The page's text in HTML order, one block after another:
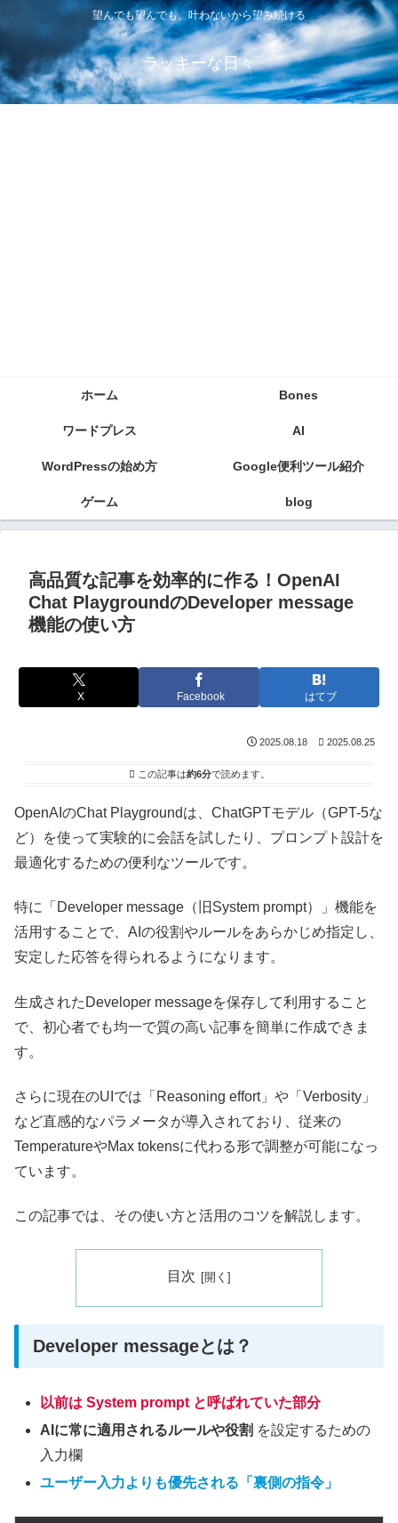
望んでも望んでも、叶わないから望み続ける
ラッキーな日々
ホーム Bones
ワードプレス AI
WordPressの始め方 Google便利ツール紹介
ゲーム blog
高品質な記事を効率的に作る！OpenAI
Chat PlaygroundのDeveloper message
機能の使い方
X Facebook はてブ
2025.08.18 2025.08.25
この記事は約6分で読めます。
OpenAIのChat Playgroundは、ChatGPTモデル（GPT-5な
ど）を使って実験的に会話を試したり、プロンプト設計を
最適化するための便利なツールです。
特に「Developer message（旧System prompt）」機能を
活用することで、AIの役割やルールをあらかじめ指定し、
安定した応答を得られるようになります。
生成されたDeveloper messageを保存して利用すること
で、初心者でも均一で質の高い記事を簡単に作成できま
す。
さらに現在のUIでは「Reasoning effort」や「Verbosity」
など直感的なパラメータが導入されており、従来の
TemperatureやMax tokensに代わる形で調整が可能になっ
ています。
この記事では、その使い方と活用のコツを解説します。
目次
Developer messageとは？
以前はSystem prompt と呼ばれていた部分
AIに常に適用されるルールや役割 を設定するための
入力欄
ユーザー入力よりも優先される「裏側の指令」